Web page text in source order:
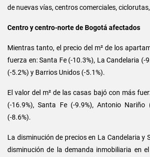
de nuevas vías, centros comerciales,
Centro y centro-norte de Bogotá afectados
Mientras tanto, el precio del m² de los
fuerza en: Santa Fe (-10.3%), La Candelaria (-
(-5.2%) y Barrios Unidos (-5.1%).
El valor del m² de las casas bajó con más
(-16.9%), Santa Fe (-9.9%), Antonio Nariño
(-8.6%).
La disminución de precios en La Candelaria y
disminución de la demanda inmobiliaria en